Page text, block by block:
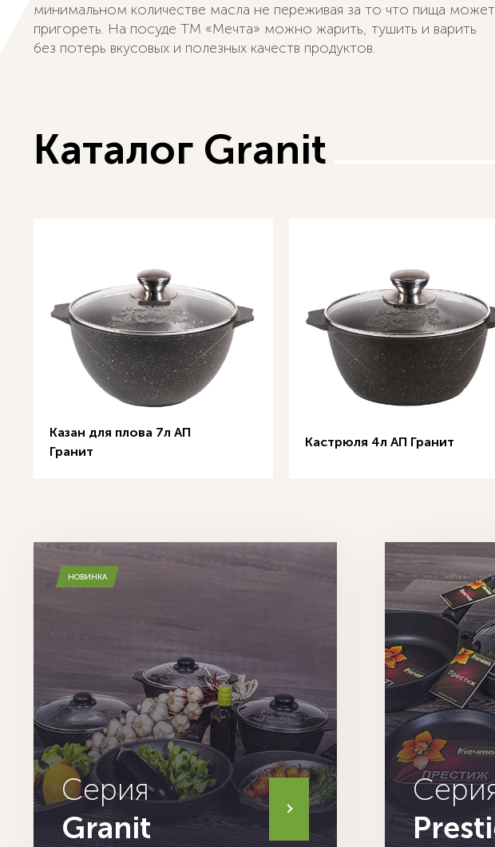
минимальном количестве масла не переживая за то что пища может
пригореть. На посуде ТМ «Мечта» можно жарить, тушить и варить
без потерь вкусовых и полезных качеств продуктов.
Каталог Granit
Казан для плова 7л АП
Гранит
Кастрюля 4л АП Гранит
НОВИНКА
Серия
Granit